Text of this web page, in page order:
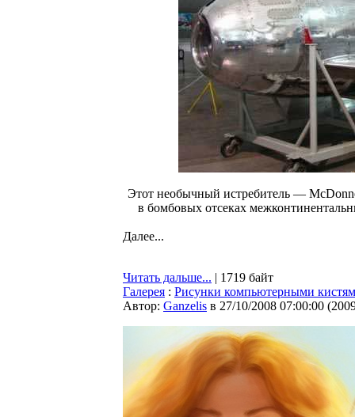
Этот необычный истребитель —
в бомбовых отсеках
Далее...
Читать дальше... | 1719 байт
Галерея : Рисунки компьютерными
Автор: Ganzelis в 27/10/2008 07:00:00 (